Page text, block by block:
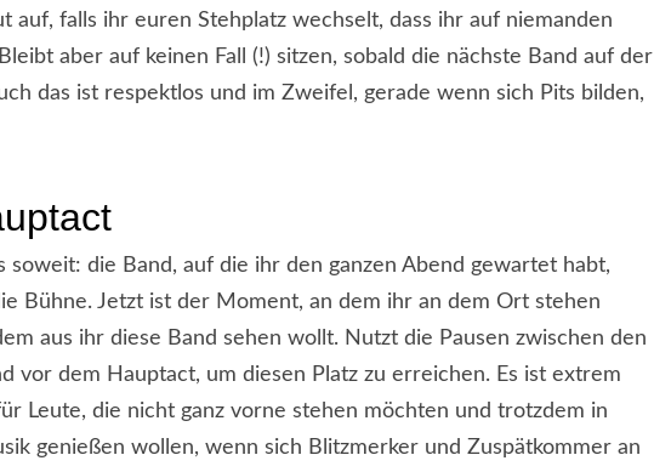
auf, falls ihr euren Stehplatz wechselt, dass ihr auf niemanden
aber auf keinen Fall (!) sitzen, sobald die nächste Band auf der
das ist respektlos und im Zweifel, gerade wenn sich Pits bilden,
soweit: die Band, auf die ihr den ganzen Abend gewartet habt,
Bühne. Jetzt ist der Moment, an dem ihr an dem Ort stehen
aus ihr diese Band sehen wollt. Nutzt die Pausen zwischen den
vor dem Hauptact, um diesen Platz zu erreichen. Es ist extrem
Leute, die nicht ganz vorne stehen möchten und trotzdem in
genießen wollen, wenn sich Blitzmerker und Zuspätkommer an